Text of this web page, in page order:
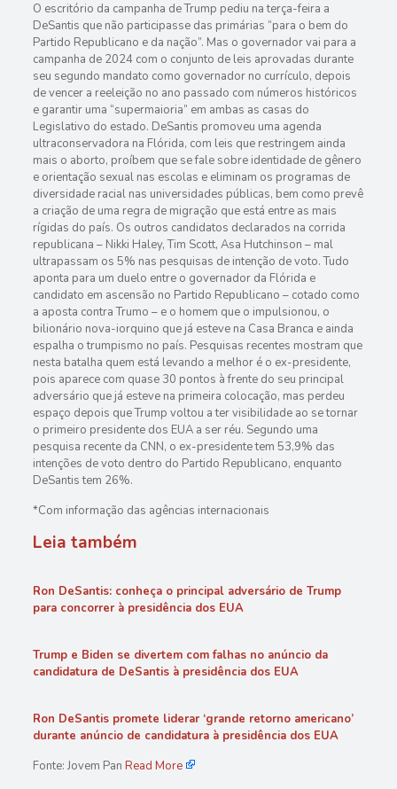
O escritório da campanha de Trump pediu na terça-feira a
DeSantis que não participasse das primárias “para o bem do
Partido Republicano e da nação”. Mas o governador vai para a
campanha de 2024 com o conjunto de leis aprovadas durante
seu segundo mandato como governador no currículo, depois
de vencer a reeleição no ano passado com números históricos
e garantir uma “supermaioria” em ambas as casas do
Legislativo do estado. DeSantis promoveu uma agenda
ultraconservadora na Flórida, com leis que restringem ainda
mais o aborto, proíbem que se fale sobre identidade de gênero
e orientação sexual nas escolas e eliminam os programas de
diversidade racial nas universidades públicas, bem como prevê
a criação de uma regra de migração que está entre as mais
rígidas do país. Os outros candidatos declarados na corrida
republicana – Nikki Haley, Tim Scott, Asa Hutchinson – mal
ultrapassam os 5% nas pesquisas de intenção de voto. Tudo
aponta para um duelo entre o governador da Flórida e
candidato em ascensão no Partido Republicano – cotado como
a aposta contra Trumo – e o homem que o impulsionou, o
bilionário nova-iorquino que já esteve na Casa Branca e ainda
espalha o trumpismo no país. Pesquisas recentes mostram que
nesta batalha quem está levando a melhor é o ex-presidente,
pois aparece com quase 30 pontos à frente do seu principal
adversário que já esteve na primeira colocação, mas perdeu
espaço depois que Trump voltou a ter visibilidade ao se tornar
o primeiro presidente dos EUA a ser réu. Segundo uma
pesquisa recente da CNN, o ex-presidente tem 53,9% das
intenções de voto dentro do Partido Republicano, enquanto
DeSantis tem 26%.
*Com informação das agências internacionais
Leia também
Ron DeSantis: conheça o principal adversário de Trump
para concorrer à presidência dos EUA
Trump e Biden se divertem com falhas no anúncio da
candidatura de DeSantis à presidência dos EUA
Ron DeSantis promete liderar ‘grande retorno americano’
durante anúncio de candidatura à presidência dos EUA
Fonte: Jovem Pan Read More